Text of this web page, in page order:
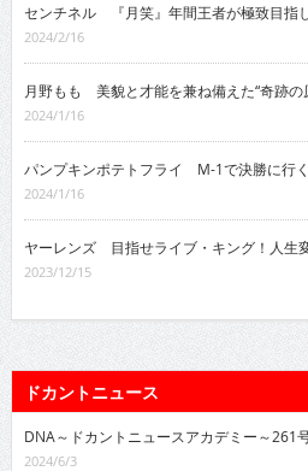
センチネル 『月笑』年間王者が極致目指
2024/2/16
月野もも 美貌と才能を兼ね備えた“奇跡の
2024/1/16
パンプキンポテトフライ M-1で決勝に行
2024/1/16
ヤーレンズ 目指せライブ・キング！人生
2023/12/15
ドカントニュース
DNA～ドカントニュースアカデミー～261
2024/6/3